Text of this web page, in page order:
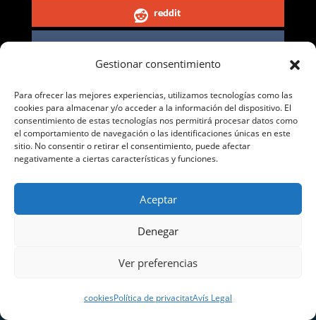
Gestionar consentimiento
Para ofrecer las mejores experiencias, utilizamos tecnologías como las
cookies para almacenar y/o acceder a la información del dispositivo. El
consentimiento de estas tecnologías nos permitirá procesar datos como
el comportamiento de navegación o las identificaciones únicas en este
sitio. No consentir o retirar el consentimiento, puede afectar
negativamente a ciertas características y funciones.
Aceptar
Denegar
Ver preferencias
cookiesPolítica de privacitatAvís Legal
reddit
email
CONTACTE
Correu general del club (Rosa Gómez)
lluisosmataro@gmail.com
Secretaria (Paco Martínez)
galluisos.paco@gmail.com
Inscripcions per a atletes dels Lluïsos a